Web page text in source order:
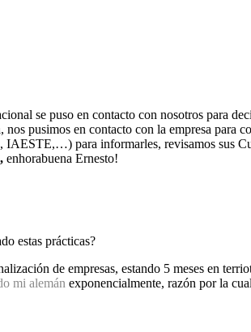
se puso en contacto con nosotros para
pusimos en contacto con la empresa para
para informarles, revisamos sus
, enhorabuena Ernesto!
estas prácticas?
de empresas, estando 5 meses en
mi alemán exponencialmente, razón por la